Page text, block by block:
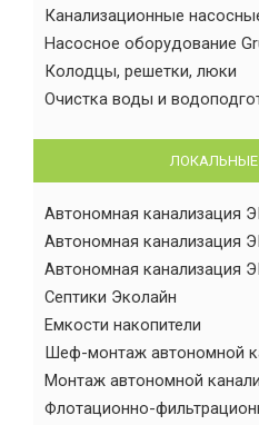
Канализационные
Насосное оборудование
Колодцы, решетки, люки
Очистка воды и
Автономная канализация
Автономная канализация
Автономная канализация
Септики Эколайн
Емкости накопители
Шеф-монтаж автономной
Монтаж автономной
Флотационно-